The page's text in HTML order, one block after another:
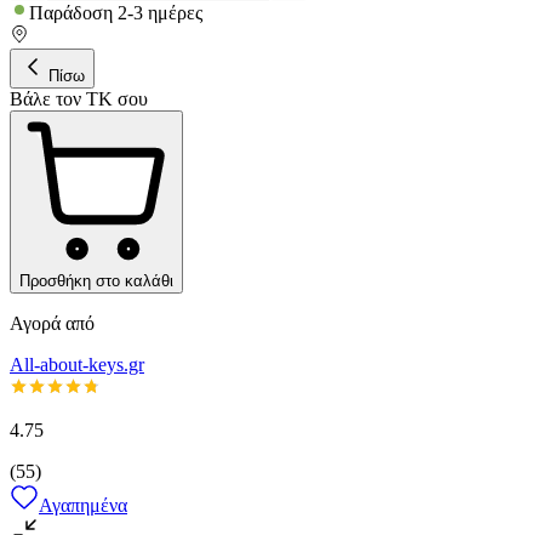
Παράδοση 2-3 ημέρες
Πίσω
Βάλε τον ΤΚ σου
Προσθήκη στο καλάθι
Αγορά από
All-about-keys.gr
4.75
(55)
Αγαπημένα